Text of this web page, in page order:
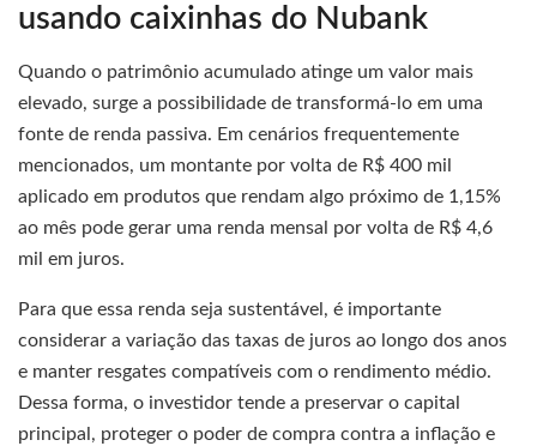
usando caixinhas do Nubank
Quando o patrimônio acumulado atinge um valor mais
elevado, surge a possibilidade de transformá-lo em uma
fonte de renda passiva. Em cenários frequentemente
mencionados, um montante por volta de R$ 400 mil
aplicado em produtos que rendam algo próximo de 1,15%
ao mês pode gerar uma renda mensal por volta de R$ 4,6
mil em juros.
Para que essa renda seja sustentável, é importante
considerar a variação das taxas de juros ao longo dos anos
e manter resgates compatíveis com o rendimento médio.
Dessa forma, o investidor tende a preservar o capital
principal, proteger o poder de compra contra a inflação e